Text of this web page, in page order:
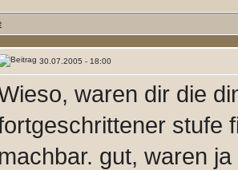
30.07.2005 - 18:00
waren dir die
stufe
machbar. gut, waren